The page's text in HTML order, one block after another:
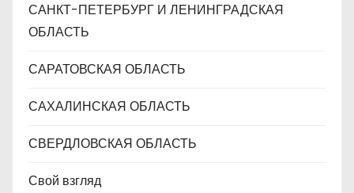
САНКТ-ПЕТЕРБУРГ И ЛЕНИНГРАДСКАЯ
ОБЛАСТЬ
САРАТОВСКАЯ ОБЛАСТЬ
САХАЛИНСКАЯ ОБЛАСТЬ
СВЕРДЛОВСКАЯ ОБЛАСТЬ
Свой взгляд